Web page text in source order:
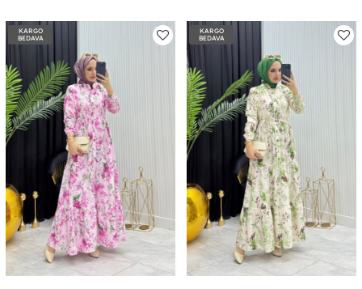
KARGO
BEDAVA
KARGO
BEDAVA